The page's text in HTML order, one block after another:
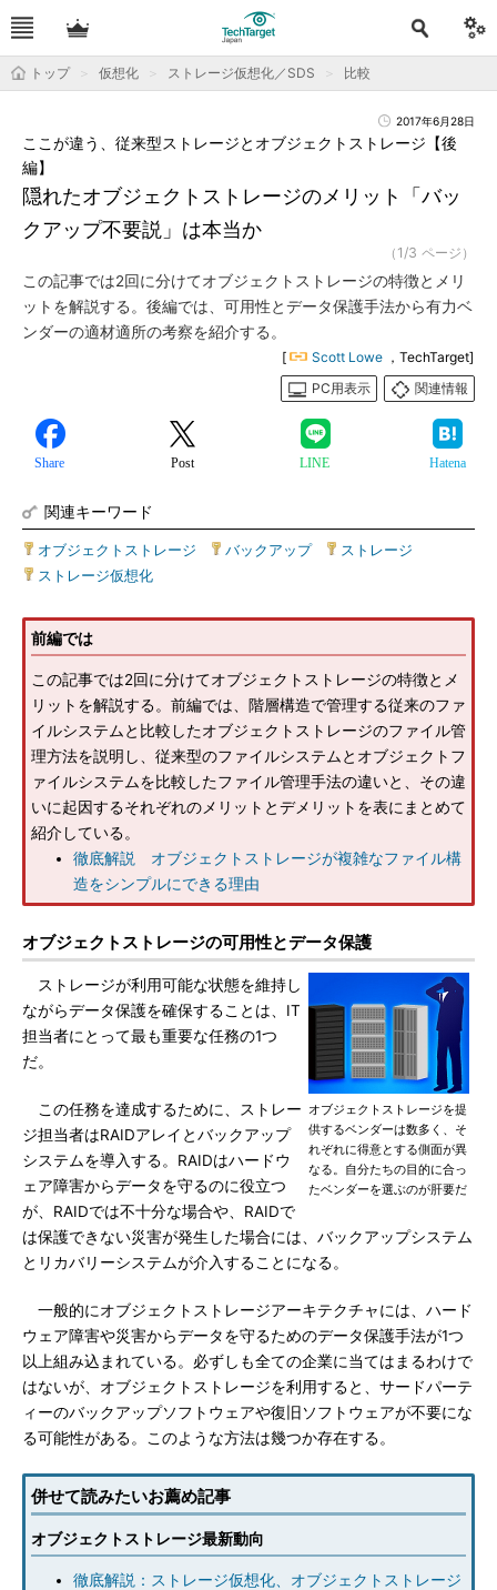
トップ 仮想化 ストレージ仮想化／SDS 比較
2017年6月28日
隠れたオブジェクトストレージのメリット「バッ
クアップ不要説」は本当か
ここが違う、従来型ストレージとオブジェクトストレージ【後
編】
（1/3 ページ）
この記事では2回に分けてオブジェクトストレージの特徴とメリ
ットを解説する。後編では、可用性とデータ保護手法から有力ベ
ンダーの適材適所の考察を紹介する。
[ Scott Lowe ，TechTarget]
PC用表示
関連情報
Share Post LINE Hatena
関連キーワード
オブジェクトストレージ バックアップ| ストレージ
ストレージ仮想化
前編では
この記事では2回に分けてオブジェクトストレージの特徴とメ
リットを解説する。前編では、階層構造で管理する従来のファ
イルシステムと比較したオブジェクトストレージのファイル管
理方法を説明し、従来型のファイルシステムとオブジェクトフ
ァイルシステムを比較したファイル管理手法の違いと、その違
いに起因するそれぞれのメリットとデメリットを表にまとめて
紹介している。
徹底解説 オブジェクトストレージが複雑なファイル構
造をシンプルにできる理由
オブジェクトストレージの可用性とデータ保護
オブジェクトストレージを提
供するベンダーは数多く、そ
れぞれに得意とする側面が異
なる。自分たちの目的に合っ
たベンダーを選ぶのが肝要だ
ストレージが利用可能な状態を維持し
ながらデータ保護を確保することは、IT
担当者にとって最も重要な任務の1つ
だ。
この任務を達成するために、ストレー
ジ担当者はRAIDアレイとバックアップ
システムを導入する。RAIDはハードウ
ェア障害からデータを守るのに役立つ
が、RAIDでは不十分な場合や、RAIDで
は保護できない災害が発生した場合には、バックアップシステム
とリカバリーシステムが介入することになる。
一般的にオブジェクトストレージアーキテクチャには、ハード
ウェア障害や災害からデータを守るためのデータ保護手法が1つ
以上組み込まれている。必ずしも全ての企業に当てはまるわけで
はないが、オブジェクトストレージを利用すると、サードパーテ
ィーのバックアップソフトウェアや復旧ソフトウェアが不要にな
る可能性がある。このような方法は幾つか存在する。
併せて読みたいお薦め記事
オブジェクトストレージ最新動向
徹底解説：ストレージ仮想化、オブジェクトストレージ